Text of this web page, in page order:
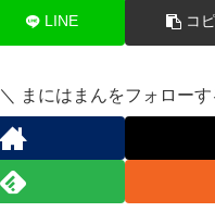
LINE コ
＼ まにはまんをフォローす